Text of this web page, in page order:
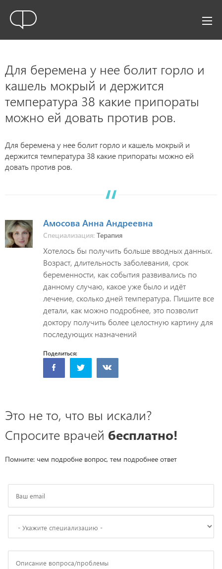
Для беремена у нее болит горло и
кашель мокрый и держится
температура 38 какие припораты
можно ей довать против ров.
Для беремена у нее болит горло и кашель мокрый и
держится температура 38 какие припораты можно ей
довать против ров.
Амосова Анна Андреевна
Специализация: Терапия
Хотелось бы получить больше вводных данных.
Возраст, длительность заболевания, срок
беременности, как события развивались по
данному случаю, какое уже было и идёт
лечение, сколько дней температура. Пишите все
детали, как можно подробнее, это позволит
доктору получить более целостную картину для
последующих назначений
Поделиться:
Это не то, что вы искали?
Спросите врачей бесплатно!
Помните: чем подробне вопрос, тем подробнее ответ